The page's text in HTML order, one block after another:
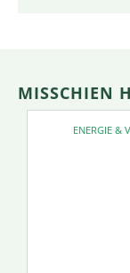
MISSCHIEN
ENERGIE &